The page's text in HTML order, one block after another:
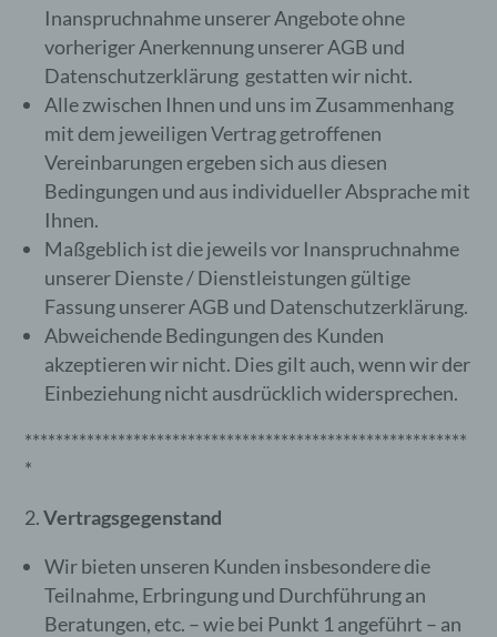
Inanspruchnahme unserer Angebote ohne
vorheriger Anerkennung unserer AGB und
Datenschutzerklärung gestatten wir nicht.
Alle zwischen Ihnen und uns im Zusammenhang
mit dem jeweiligen Vertrag getroffenen
Vereinbarungen ergeben sich aus diesen
Bedingungen und aus individueller Absprache mit
Ihnen.
Maßgeblich ist die jeweils vor Inanspruchnahme
unserer Dienste / Dienstleistungen gültige
Fassung unserer AGB und Datenschutzerklärung.
Abweichende Bedingungen des Kunden
akzeptieren wir nicht. Dies gilt auch, wenn wir der
Einbeziehung nicht ausdrücklich widersprechen.
*********************************************************
*
Vertragsgegenstand
Wir bieten unseren Kunden insbesondere die
Teilnahme, Erbringung und Durchführung an
Beratungen, etc. – wie bei Punkt 1 angeführt – an